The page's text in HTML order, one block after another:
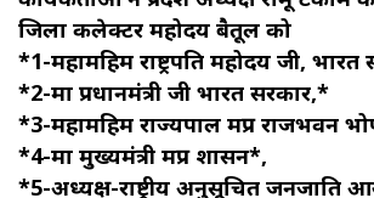
जिला कलेक्टर महोदय बैतूल को
*1-महामहिम राष्ट्रपति महोदय जी,
*2-मा प्रधानमंत्री जी भारत सरकार,*
*3-महामहिम राज्यपाल मप्र राजभवन
*4-मा मुख्यमंत्री मप्र शासन*,
*5-अध्यक्ष-राष्ट्रीय अनुसूचित जनजाति